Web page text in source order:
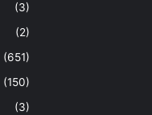
(3)
(2)
(651)
(150)
(3)